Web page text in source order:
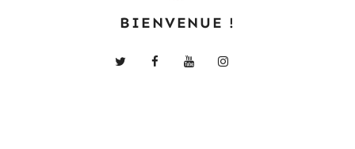
BIENVENUE !